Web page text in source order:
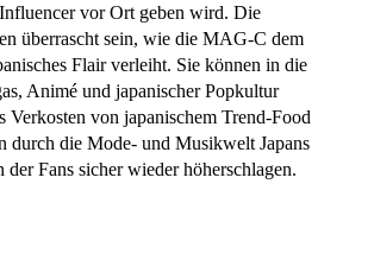
vor Ort geben wird. Die
überrascht sein, wie die MAG-C dem
Flair verleiht. Sie können in die
Animé und japanischer Popkultur
Verkosten von japanischem Trend-Food
durch die Mode- und Musikwelt Japans
der Fans sicher wieder höherschlagen.